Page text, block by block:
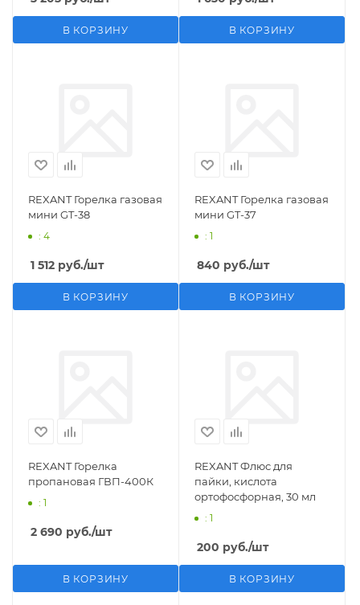
В КОРЗИНУ В КОРЗИНУ
REXANT Горелка газовая
мини GT-38
: 4
1 512 руб./шт
В КОРЗИНУ
REXANT Горелка газовая
мини GT-37
: 1
840 руб./шт
В КОРЗИНУ
REXANT Горелка
пропановая ГВП-400К
: 1
2 690 руб./шт
В КОРЗИНУ
REXANT Флюс для
пайки, кислота
ортофосфорная, 30 мл
: 1
200 руб./шт
В КОРЗИНУ